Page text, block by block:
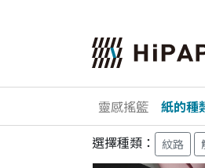
靈感搖籃 紙的種
選擇種類：
紋路